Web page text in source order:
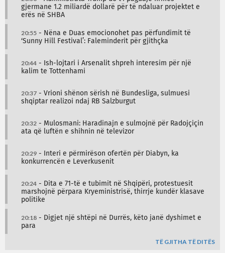
gjermane 1.2 miliardë dollarë për të ndaluar projektet e
erës në SHBA
20:55 - Nëna e Duas emocionohet pas përfundimit të
‘Sunny Hill Festival’: Faleminderit për gjithçka
20:44 - Ish-lojtari i Arsenalit shpreh interesim për një
kalim te Tottenhami
20:37 - Vrioni shënon sërish në Bundesliga, sulmuesi
shqiptar realizoi ndaj RB Salzburgut
20:32 - Mulosmani: Haradinajn e sulmojnë për Radojçiçin
ata që luftën e shihnin në televizor
20:29 - Interi e përmirëson ofertën për Diabyn, ka
konkurrencën e Leverkusenit
20:24 - Dita e 71-të e tubimit në Shqipëri, protestuesit
marshojnë përpara Kryeministrisë, thirrje kundër klasave
politike
20:18 - Digjet një shtëpi në Durrës, këto janë dyshimet e
para
TË GJITHA TË DITËS